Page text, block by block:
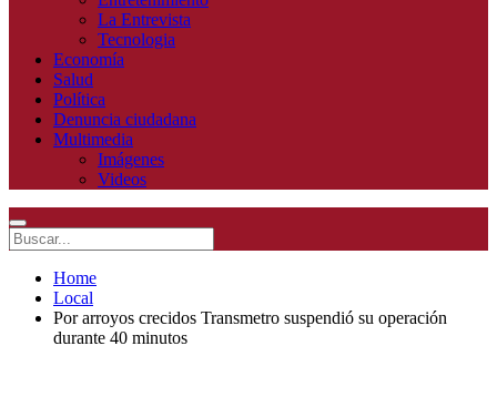
La Entrevista
Tecnologia
Economía
Salud
Política
Denuncia ciudadana
Multimedia
Imágenes
Videos
Home
Local
Por arroyos crecidos Transmetro suspendió su operación
durante 40 minutos